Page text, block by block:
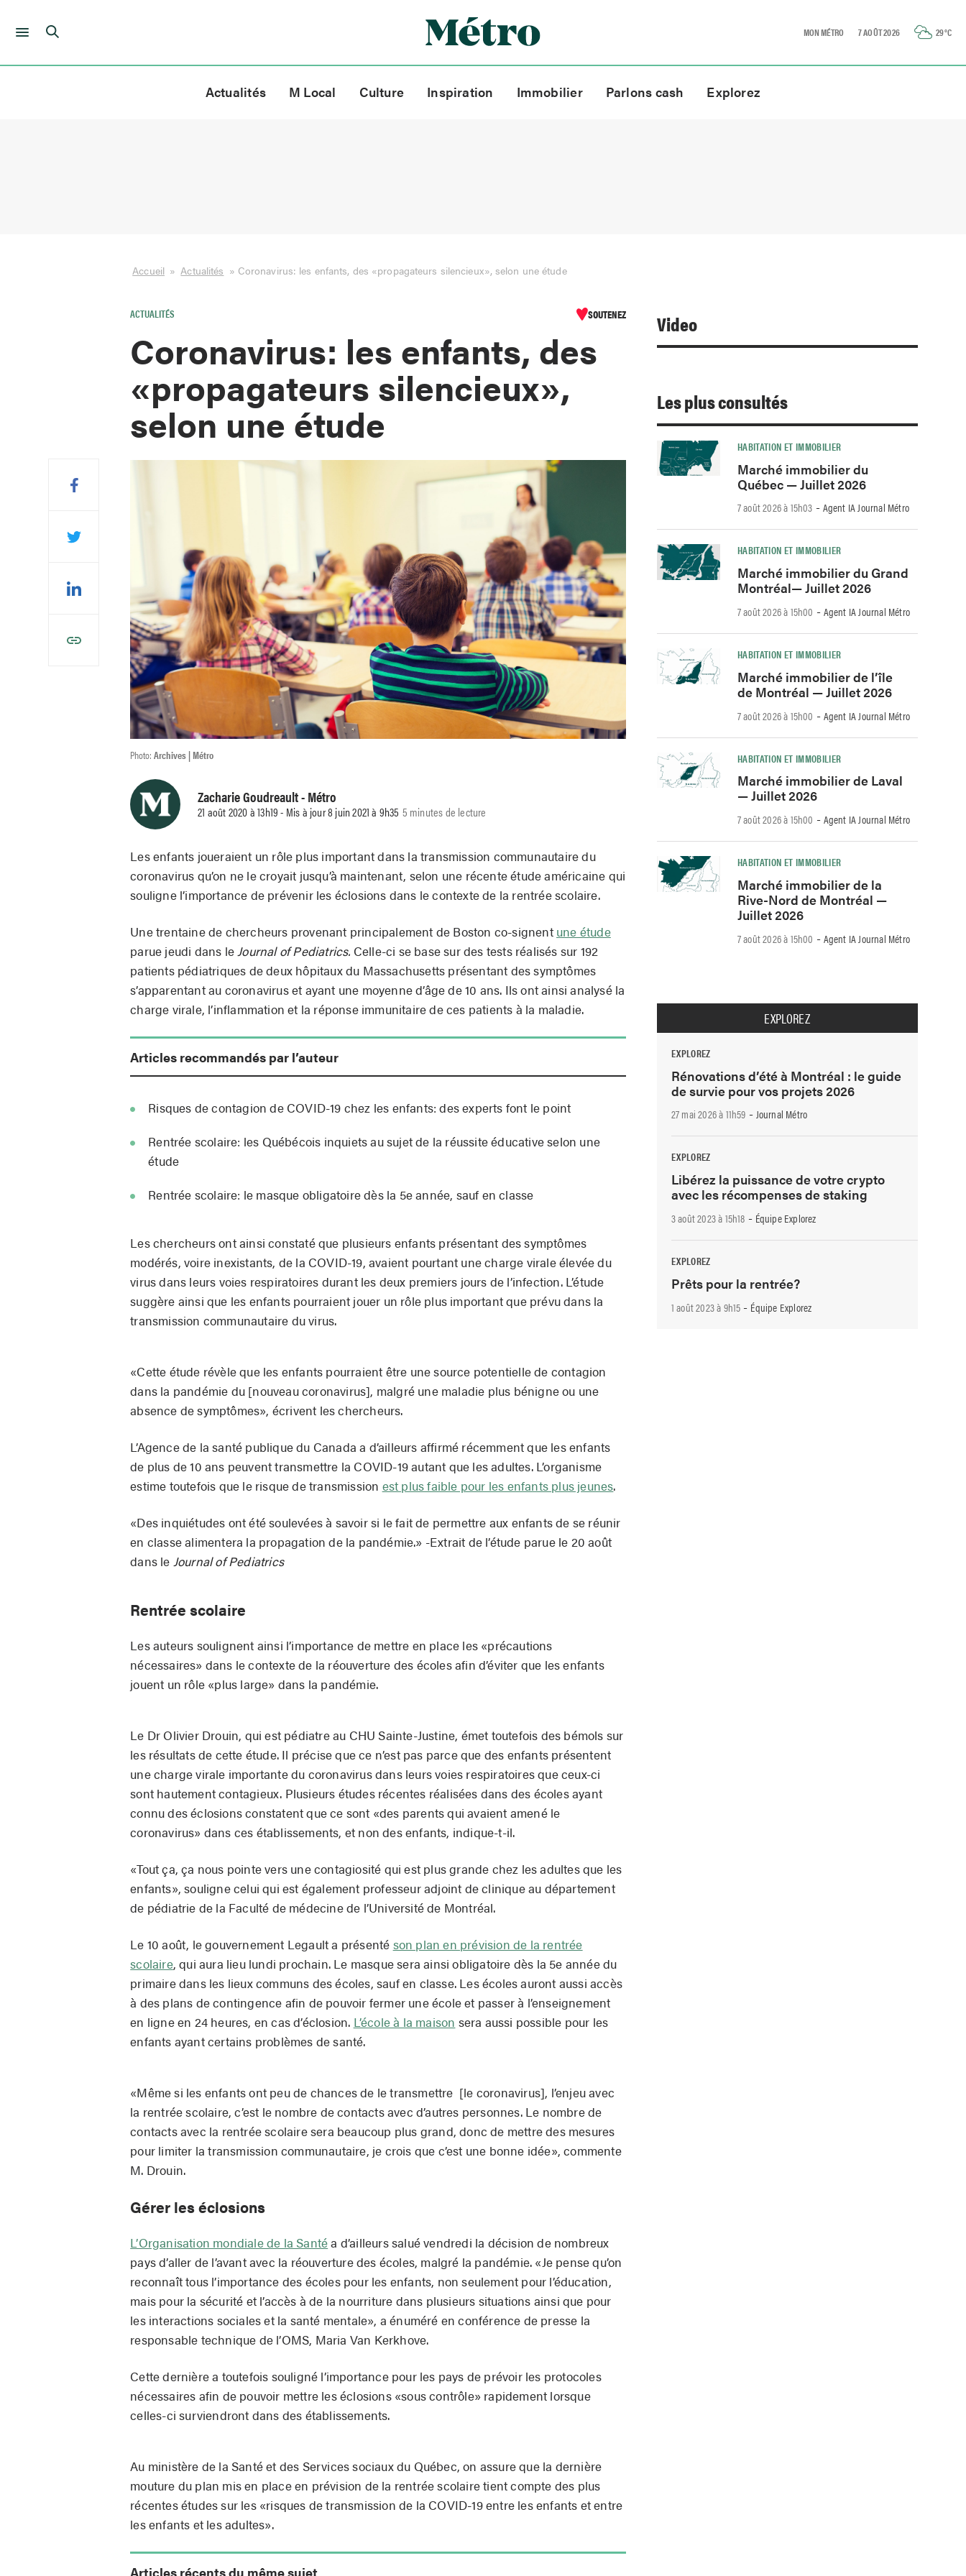
Skip
MON MÉTRO 7 AOÛT 2026 29°C
Actualités M Local Culture Inspiration Immobilier Parlons cash Explorez
Accueil » Actualités » Coronavirus: les enfants, des «propagateurs silencieux», selon une étude
ACTUALITÉS SOUTENEZ
Coronavirus: les enfants, des
«propagateurs silencieux»,
selon une étude
Photo:Archives | Métro
Zacharie Goudreault- Métro
21 août 2020 à 13h19 - Mis à jour 8 juin 2021 à 9h35 5 minutes de lecture
Les enfants joueraient un rôle plus important dans la transmission communautaire du
coronavirus qu’on ne le croyait jusqu’à maintenant, selon une récente étude américaine qui
souligne l’importance de prévenir les éclosions dans le contexte de la rentrée scolaire.
Une trentaine de chercheurs provenant principalement de Boston co-signent une étude
parue jeudi dans le Journal of Pediatrics. Celle-ci se base sur des tests réalisés sur 192
patients pédiatriques de deux hôpitaux du Massachusetts présentant des symptômes
s’apparentant au coronavirus et ayant une moyenne d’âge de 10 ans. Ils ont ainsi analysé la
charge virale, l’inflammation et la réponse immunitaire de ces patients à la maladie.
Articles recommandés par l’auteur
Risques de contagion de COVID-19 chez les enfants: des experts font le point
Rentrée scolaire: les Québécois inquiets au sujet de la réussite éducative selon une
étude
Rentrée scolaire: le masque obligatoire dès la 5e année, sauf en classe
Les chercheurs ont ainsi constaté que plusieurs enfants présentant des symptômes
modérés, voire inexistants, de la COVID-19, avaient pourtant une charge virale élevée du
virus dans leurs voies respiratoires durant les deux premiers jours de l’infection. L’étude
suggère ainsi que les enfants pourraient jouer un rôle plus important que prévu dans la
transmission communautaire du virus.
«Cette étude révèle que les enfants pourraient être une source potentielle de contagion
dans la pandémie du [nouveau coronavirus], malgré une maladie plus bénigne ou une
absence de symptômes», écrivent les chercheurs.
L’Agence de la santé publique du Canada a d’ailleurs affirmé récemment que les enfants
de plus de 10 ans peuvent transmettre la COVID-19 autant que les adultes. L’organisme
estime toutefois que le risque de transmission est plus faible pour les enfants plus jeunes.
«Des inquiétudes ont été soulevées à savoir si le fait de permettre aux enfants de se réunir
en classe alimentera la propagation de la pandémie.» -Extrait de l’étude parue le 20 août
dans le Journal of Pediatrics
Rentrée scolaire
Les auteurs soulignent ainsi l’importance de mettre en place les «précautions
nécessaires» dans le contexte de la réouverture des écoles afin d’éviter que les enfants
jouent un rôle «plus large» dans la pandémie.
Le Dr Olivier Drouin, qui est pédiatre au CHU Sainte-Justine, émet toutefois des bémols sur
les résultats de cette étude. Il précise que ce n’est pas parce que des enfants présentent
une charge virale importante du coronavirus dans leurs voies respiratoires que ceux-ci
sont hautement contagieux. Plusieurs études récentes réalisées dans des écoles ayant
connu des éclosions constatent que ce sont «des parents qui avaient amené le
coronavirus» dans ces établissements, et non des enfants, indique-t-il.
«Tout ça, ça nous pointe vers une contagiosité qui est plus grande chez les adultes que les
enfants», souligne celui qui est également professeur adjoint de clinique au département
de pédiatrie de la Faculté de médecine de l’Université de Montréal.
Le 10 août, le gouvernement Legault a présenté son plan en prévision de la rentrée
scolaire, qui aura lieu lundi prochain. Le masque sera ainsi obligatoire dès la 5e année du
primaire dans les lieux communs des écoles, sauf en classe. Les écoles auront aussi accès
à des plans de contingence afin de pouvoir fermer une école et passer à l’enseignement
en ligne en 24 heures, en cas d’éclosion. L’école à la maison sera aussi possible pour les
enfants ayant certains problèmes de santé.
«Même si les enfants ont peu de chances de le transmettre [le coronavirus], l’enjeu avec
la rentrée scolaire, c’est le nombre de contacts avec d’autres personnes. Le nombre de
contacts avec la rentrée scolaire sera beaucoup plus grand, donc de mettre des mesures
pour limiter la transmission communautaire, je crois que c’est une bonne idée», commente
M. Drouin.
Gérer les éclosions
L’Organisation mondiale de la Santéa d’ailleurs salué vendredi la décision de nombreux
pays d’aller de l’avant avec la réouverture des écoles, malgré la pandémie. «Je pense qu’on
reconnaît tous l’importance des écoles pour les enfants, non seulement pour l’éducation,
mais pour la sécurité et l’accès à de la nourriture dans plusieurs situations ainsi que pour
les interactions sociales et la santé mentale», a énuméré en conférence de presse la
responsable technique de l’OMS, Maria Van Kerkhove.
Cette dernière a toutefois souligné l’importance pour les pays de prévoir les protocoles
nécessaires afin de pouvoir mettre les éclosions «sous contrôle» rapidement lorsque
celles-ci surviendront dans des établissements.
Au ministère de la Santé et des Services sociaux du Québec, on assure que la dernière
mouture du plan mis en place en prévision de la rentrée scolaire tient compte des plus
récentes études sur les «risques de transmission de la COVID-19 entre les enfants et entre
les enfants et les adultes».
Articles récents du même sujet
Video
Les plus consultés
HABITATION ET IMMOBILIER
Marché immobilier du
Québec — Juillet 2026
7 août 2026 à 15h03 -Agent IA Journal Métro
HABITATION ET IMMOBILIER
Marché immobilier du Grand
Montréal— Juillet 2026
7 août 2026 à 15h00 -Agent IA Journal Métro
HABITATION ET IMMOBILIER
Marché immobilier de l’île
de Montréal — Juillet 2026
7 août 2026 à 15h00 -Agent IA Journal Métro
HABITATION ET IMMOBILIER
Marché immobilier de Laval
— Juillet 2026
7 août 2026 à 15h00 -Agent IA Journal Métro
HABITATION ET IMMOBILIER
Marché immobilier de la
Rive-Nord de Montréal —
Juillet 2026
7 août 2026 à 15h00 -Agent IA Journal Métro
EXPLOREZ
EXPLOREZ
Rénovations d’été à Montréal : le guide
de survie pour vos projets 2026
27 mai 2026 à 11h59 -Journal Métro
EXPLOREZ
Libérez la puissance de votre crypto
avec les récompenses de staking
3 août 2023 à 15h18 - Équipe Explorez
EXPLOREZ
Prêts pour la rentrée?
1 août 2023 à 9h15 - Équipe Explorez